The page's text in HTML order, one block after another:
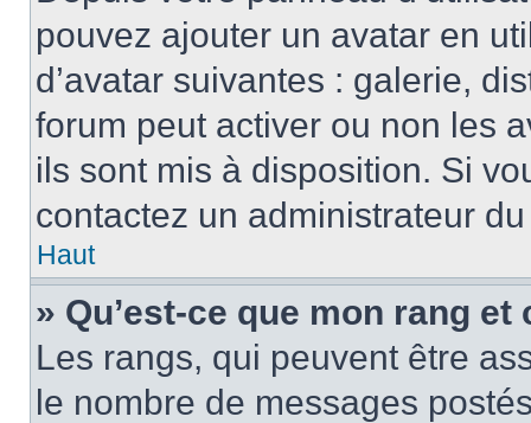
pouvez ajouter un avatar en
d’avatar suivantes : galerie,
forum peut activer ou non les
ils sont mis à disposition. Si
contactez un administrateur
Haut
» Qu’est-ce que mon rang
Les rangs, qui peuvent être
le nombre de messages